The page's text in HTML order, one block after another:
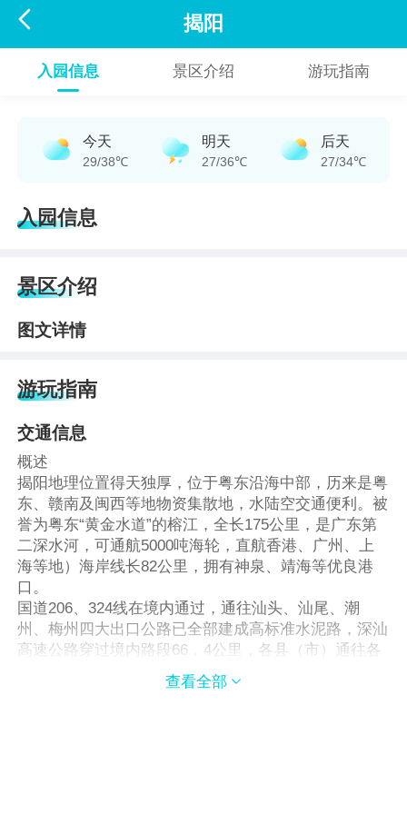
 揭阳
入园信息 景区介绍 游玩指南
今天
29/38℃
明天
27/36℃
后天
27/34℃
入园信息
景区介绍
图文详情
游玩指南
交通信息
概述
揭阳地理位置得天独厚，位于粤东沿海中部，历来是粤
东、赣南及闽西等地物资集散地，水陆空交通便利。被
誉为粤东“黄金水道”的榕江，全长175公里，是广东第
二深水河，可通航5000吨海轮，直航香港、广州、上
海等地）海岸线长82公里，拥有神泉、靖海等优良港
口。
国道206、324线在境内通过，通往汕头、汕尾、潮
州、梅州四大出口公路已全部建成高标准水泥路，深汕
高速公路穿过境内路段66．4公里，各县（市）通往各
乡（镇）道路基本上实现水泥化。
广梅汕铁路经揭阳境内长42公里，设大小五个站。
查看全部 